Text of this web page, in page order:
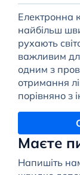
Маєте
Напишіть
Електронна
найбільш
рухають
важливим
одним з
отримання
порівняно з